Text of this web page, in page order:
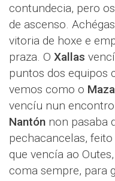
contundecia, pero
de ascenso.
vitoria de hoxe e
praza. O Xallas
puntos dos equipos
vemos como o
vencíu nun
Nantón non pasaba
pechacancelas,
que vencía ao
coma sempre, para